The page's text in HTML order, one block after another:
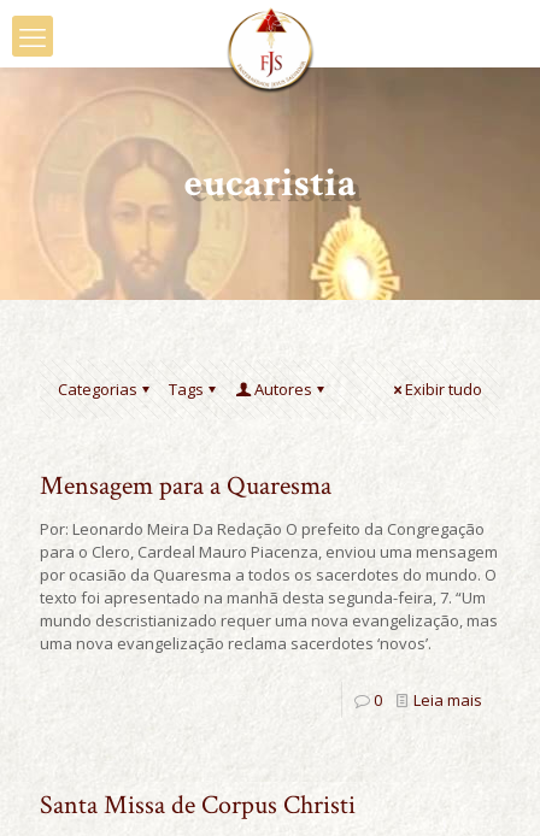
eucaristia
Categorias Tags Autores Exibir tudo
Mensagem para a Quaresma
Por: Leonardo Meira Da Redação O prefeito da Congregação
para o Clero, Cardeal Mauro Piacenza, enviou uma mensagem
por ocasião da Quaresma a todos os sacerdotes do mundo. O
texto foi apresentado na manhã desta segunda-feira, 7. “Um
mundo descristianizado requer uma nova evangelização, mas
uma nova evangelização reclama sacerdotes ‘novos’.
0 Leia mais
Santa Missa de Corpus Christi